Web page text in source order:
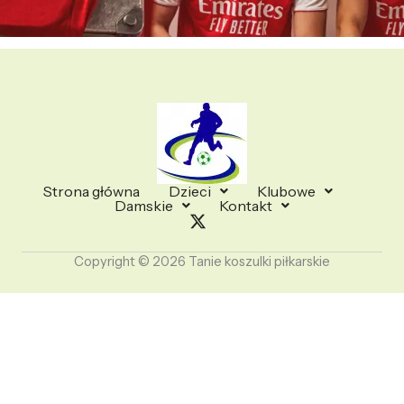
Strona główna Dzieci
Klubowe
Damskie
Kontakt
Copyright © 2026 Tanie koszulki piłkarskie